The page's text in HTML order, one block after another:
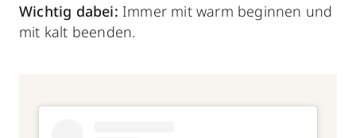
Wichtig dabei: Immer mit warm beginnen und
mit kalt beenden.